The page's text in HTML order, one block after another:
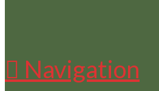
Navigation